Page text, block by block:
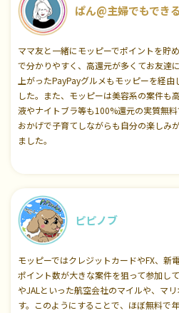
ぱん@主婦でもでき
ママ友と一緒にモッピーでポイントを貯
で分かりやすく、高還元が多くてお友達
上がったPayPayグルメもモッピーを経
した。また、モッピーは美容系の案件も
液やナイトブラ等も100%還元の実質無
おかげで子育てしながらも自分の楽しみ
ました。
ピピノブ
モッピーではクレジットカードやFX、新
ポイント数が大きな案件を狙って参加し
やJALといった航空会社のマイルや、マ
す。このようにすることで、ほぼ無料で